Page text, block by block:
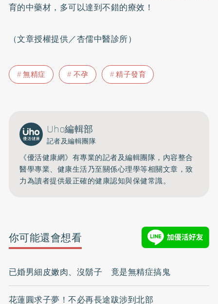
育的中藥材，多可以達到不錯的療效！
（文章授權提供／杏儒中醫診所）
無精症 不孕 精子發育
Uho編輯部
記者及編輯團隊
《優活健康網》有專業的記者及編輯團隊，內容整合
醫學專業、健康生活乃至關係心理學等相關文章，致
力為讀者提供最正確的健康認知與保健常識。
你可能還會想看
已婚男細皮嫩肉、沒鬍子 竟是無精症搞鬼
花蓮圓求子夢！不必再長途跋涉到北部